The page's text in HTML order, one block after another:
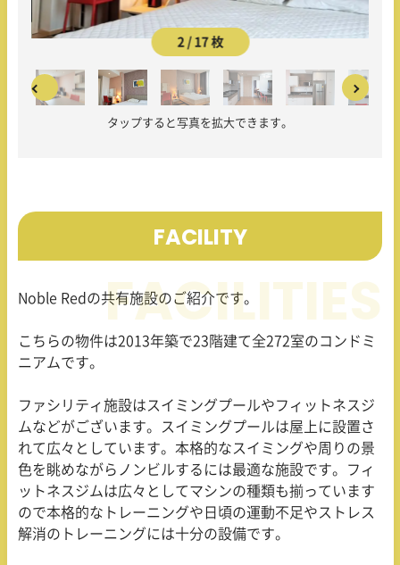
2 / 17 枚
タップすると写真を拡大できます。
FACILITY
Noble Red の共有施設のご紹介です。
こちらの物件は2013年築で23 階建て全272室のコンドミ
ニアムです。
ファシリティ施設はスイミングプールやフィットネスジ
ムなどがございます。スイミングプールは屋上に設置さ
れて広々としています。本格的なスイミングや周りの景
色を眺めながらノンビルするには最適な施設です。フィ
ットネスジムは広々としてマシンの種類も揃っています
ので本格的なトレーニングや日頃の運動不足やストレス
解消のトレーニングには十分の設備です。